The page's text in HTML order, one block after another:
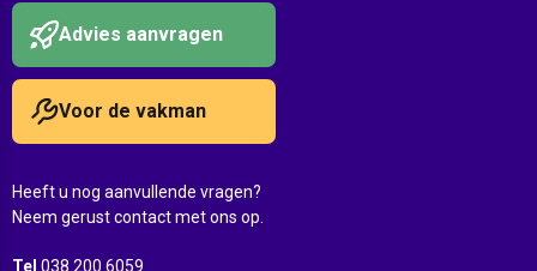
Advies aanvragen
Voor de vakman
Heeft u nog aanvullende vragen?
Neem gerust contact met ons op.
Tel 038 200 6059